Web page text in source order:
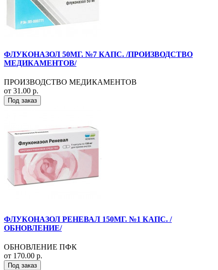
ФЛУКОНАЗОЛ 50МГ. №7 КАПС. /ПРОИЗВОДСТВО
МЕДИКАМЕНТОВ/
ПРОИЗВОДСТВО МЕДИКАМЕНТОВ
от 31.00 р.
Под заказ
ФЛУКОНАЗОЛ РЕНЕВАЛ 150МГ. №1 КАПС. /
ОБНОВЛЕНИЕ/
ОБНОВЛЕНИЕ ПФК
от 170.00 р.
Под заказ